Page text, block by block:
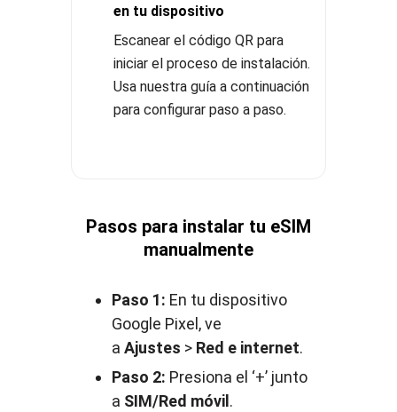
en tu dispositivo
Escanear el código QR para
iniciar el proceso de instalación.
Usa nuestra guía a continuación
para configurar paso a paso.
Pasos para instalar tu eSIM
manualmente
Paso 1: En tu dispositivo
Google Pixel, ve
a Ajustes > Red e internet.
Paso 2: Presiona el ‘+’ junto
a SIM/Red móvil.